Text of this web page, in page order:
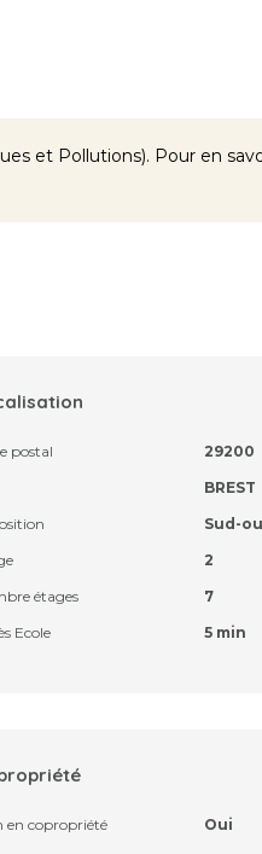
et Pollutions). Pour en
postal
29200
BREST
Sud-
2
étages
7
Ecole
5 min
en copropriété
Oui